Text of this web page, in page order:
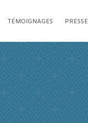
TÉMOIGNAGES PRESSE